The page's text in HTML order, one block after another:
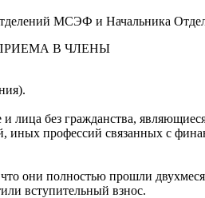
МСЭФ и Начальника
В ЧЛЕНЫ
без гражданства,
профессий связанных с
они полностью прошли
вступительный взнос.